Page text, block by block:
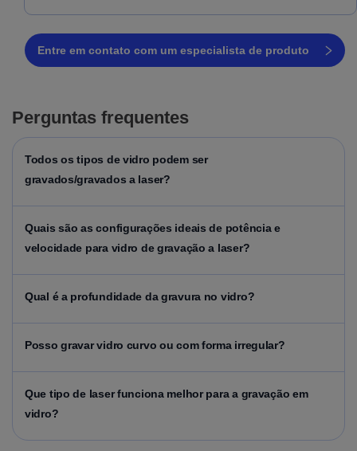
Entre em contato com um especialista de produto
Perguntas frequentes
Todos os tipos de vidro podem ser
gravados/gravados a laser?
Quais são as configurações ideais de potência e
velocidade para vidro de gravação a laser?
Qual é a profundidade da gravura no vidro?
Posso gravar vidro curvo ou com forma irregular?
Que tipo de laser funciona melhor para a gravação em
vidro?